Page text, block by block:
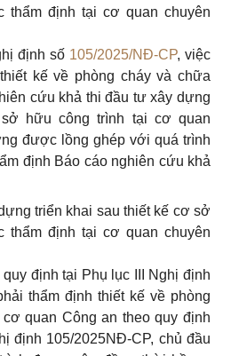
thẩm định tại cơ quan chuyên
định số 105/2025/NĐ-CP, việc
kế về phòng cháy và chữa
cứu khả thi đầu tư xây dựng
hữu công trình tại cơ quan
được lồng ghép với quá trình
định Báo cáo nghiên cứu khả
triển khai sau thiết kế cơ sở
thẩm định tại cơ quan chuyên
định tại Phụ lục III Nghị định
thẩm định thiết kế về phòng
quan Công an theo quy định
định 105/2025NĐ-CP, chủ đầu